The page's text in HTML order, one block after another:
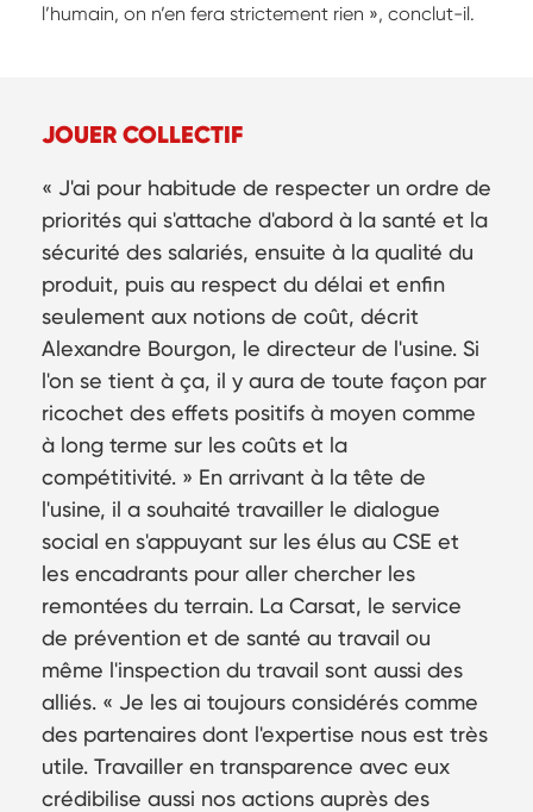
l’humain, on n’en fera strictement rien », conclut-il.
JOUER COLLECTIF
J'ai pour habitude de respecter un ordre de
priorités qui s'attache d'abord à la santé et la
sécurité des salariés, ensuite à la qualité du
produit, puis au respect du délai et enfin
seulement aux notions de coût, décrit
Alexandre Bourgon, le directeur de l'usine. Si
l'on se tient à ça, il y aura de toute façon par
ricochet des effets positifs à moyen comme
à long terme sur les coûts et la
compétitivité.
En arrivant à la tête de
l'usine, il a souhaité travailler le dialogue
social en s'appuyant sur les élus au CSE et
les encadrants pour aller chercher les
remontées du terrain. La Carsat, le service
de prévention et de santé au travail ou
même l'inspection du travail sont aussi des
alliés.
Je les ai toujours considérés comme
des partenaires dont l'expertise nous est très
utile. Travailler en transparence avec eux
crédibilise aussi nos actions auprès des